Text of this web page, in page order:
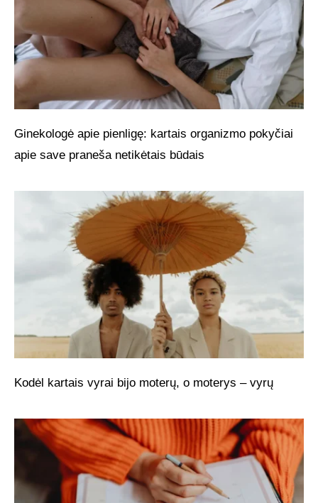
Ginekologė apie pienligę: kartais organizmo pokyčiai
apie save praneša netikėtais būdais
Kodėl kartais vyrai bijo moterų, o moterys – vyrų